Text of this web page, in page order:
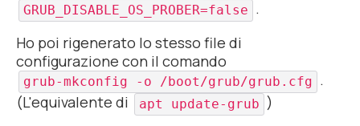
GRUB_DISABLE_OS_PROBER=false .
Ho poi rigenerato lo stesso file di
configurazione con il comando
grub-mkconfig -o /boot/grub/grub.cfg .
(L'equivalente di
apt update-grub )